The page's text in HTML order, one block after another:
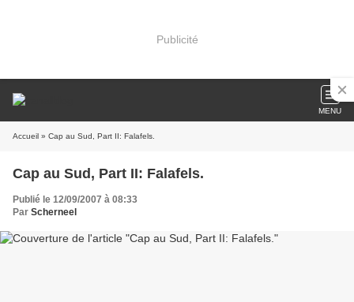
Publicité
MENU
Accueil » Cap au Sud, Part II: Falafels.
Cap au Sud, Part II: Falafels.
Publié le 12/09/2007 à 08:33
Par Scherneel